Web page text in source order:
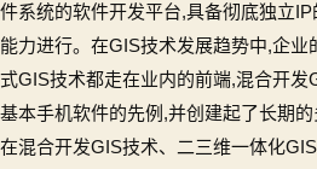
件系统的软件开发平台,具备彻底独立
能力进行。在GIS技术发展趋势中,企业
式GIS技术都走在业内的前端,混合开
基本手机软件的先例,并创建起了长期
在混合开发GIS技术、二三维一体化